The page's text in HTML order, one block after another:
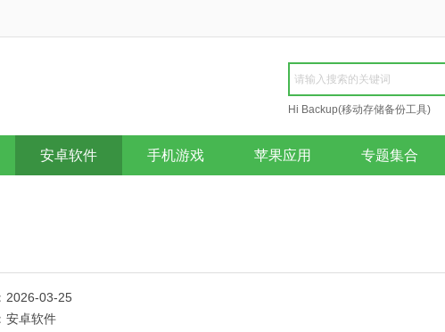
Hi Backup(移动存储备份工具)
Repair
安卓软件 手机游戏 苹果应用 专题集合
2026-03-25
安卓软件